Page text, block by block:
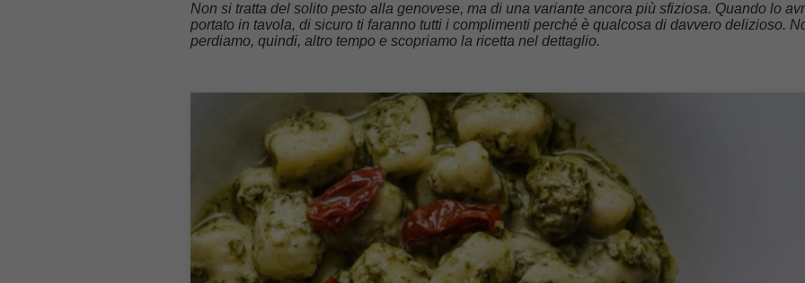
Non si tratta del solito pesto alla genovese, ma di una variante ancora più sfiziosa. Quando lo
portato in tavola, di sicuro ti faranno tutti i complimenti perché è qualcosa di davvero delizioso.
perdiamo, quindi, altro tempo e scopriamo la ricetta nel dettaglio.